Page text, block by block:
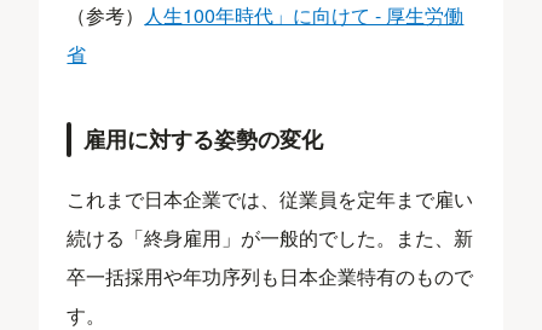
（参考） 人生100年時代」に向けて - 厚生労働
省
雇用に対する姿勢の変化
これまで日本企業では、従業員を定年まで雇い
続ける「終身雇用」が一般的でした。また、新
卒一括採用や年功序列も日本企業特有のもので
す。